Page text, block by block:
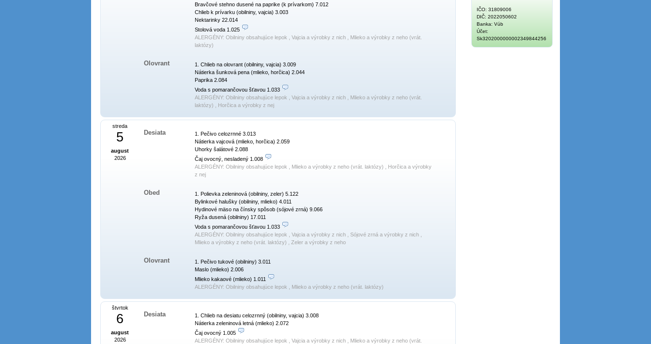
Bravčové stehno dusené na paprike (k prívarkom) 7.012
Chlieb k prívarku (obilniny, vajcia) 3.003
Nektarinky 22.014
Stolová voda 1.025
ALERGÉNY: Obilniny obsahujúce lepok , Vajcia a výrobky z nich , Mlieko a výrobky z neho (vrát.
laktózy)
Olovrant
1. Chlieb na olovrant (obilniny, vajcia) 3.009
Nátierka šunková pena (mlieko, horčica) 2.044
Paprika 2.084
Voda s pomarančovou šťavou 1.033
ALERGÉNY: Obilniny obsahujúce lepok , Vajcia a výrobky z nich , Mlieko a výrobky z neho (vrát.
laktózy) , Horčica a výrobky z nej
streda
5
august
2026
Desiata
1. Pečivo celozrnné 3.013
Nátierka vajcová (mlieko, horčica) 2.059
Uhorky šalátové 2.088
Čaj ovocný, nesladený 1.008
ALERGÉNY: Obilniny obsahujúce lepok , Mlieko a výrobky z neho (vrát. laktózy) , Horčica a výrobky
z nej
Obed
1. Polievka zeleninová (obilniny, zeler) 5.122
Bylinkové halušky (obilniny, mlieko) 4.011
Hydinové mäso na čínsky spôsob (sójové zrná) 9.066
Ryža dusená (obilniny) 17.011
Voda s pomarančovou šťavou 1.033
ALERGÉNY: Obilniny obsahujúce lepok , Vajcia a výrobky z nich , Sójové zrná a výrobky z nich ,
Mlieko a výrobky z neho (vrát. laktózy) , Zeler a výrobky z neho
Olovrant
1. Pečivo tukové (obilniny) 3.011
Maslo (mlieko) 2.006
Mlieko kakaové (mlieko) 1.011
ALERGÉNY: Obilniny obsahujúce lepok , Mlieko a výrobky z neho (vrát. laktózy)
štvrtok
6
august
2026
Desiata
1. Chlieb na desiatu celozrnný (obilniny, vajcia) 3.008
Nátierka zeleninová letná (mlieko) 2.072
Čaj ovocný 1.005
ALERGÉNY: Obilniny obsahujúce lepok , Vajcia a výrobky z nich , Mlieko a výrobky z neho (vrát.
IČO: 31809006
DIČ: 2022050602
Banka: Vúb
Účet:
Sk3202000000002349844256